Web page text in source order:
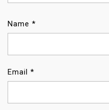
Name *
Email *